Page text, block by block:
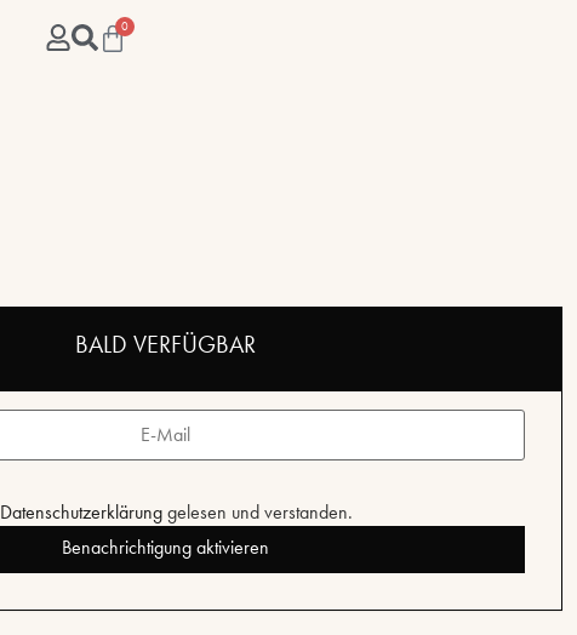
0
BALD VERFÜGBAR
Datenschutzerklärunggelesen und verstanden.